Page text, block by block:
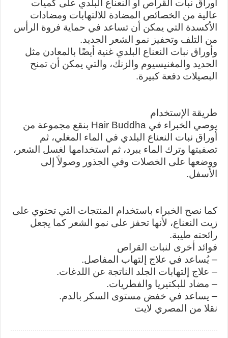
أوراق نبات القراص أو النعناع البلدي على كميات
عالية من الخصائص المضادة للالتهابات ومضادات
الأكسدة التي يمكن أن تساعد في حماية فروة الرأس
من التلف وتحفيز نمو الشعر الجديد.
وأوراق نبات النعناع البلدي غنية أيضًا بالمعادن مثل
الحديد والمغنيسيوم والزنك، والتي يمكن أن تمنح
البصيلات دفعة كبيرة.
طريقة الإستخدام
يوصي الخبراء في Hair Buddha بنقع مجموعة من
أوراق نبات النعناع البلدي في الماء المغلي، ثم
تصفيتها وترك الماء يبرد، ثم استخدامها لغسل الشعر،
ووضعها على الخصلات وفي الجذور وصولاً إلى
الأسفل.
كما نصح الخبراء باستخدام المنتجات التي تحتوي على
زيت النعناع، لأنها تحفز على نمو الشعر كما يجعل
رائحته طيبة.
فوائد أخرى لنبات القراص
– يُساعد في علاج إلتهاب المفاصل.
– علاج إلتهابات الجلد الناتجة عن اللدغات.
– مضاد للبكتيريا والفطريات.
– يساعد في خفض مستوى السكر بالدم.
نقلا من المصري لايت